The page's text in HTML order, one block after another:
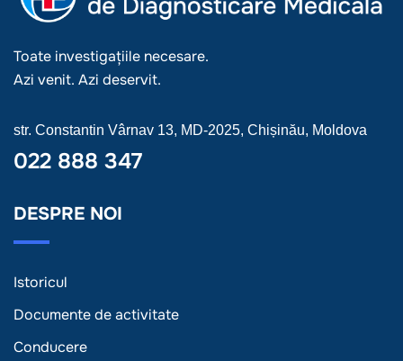
Toate investigațiile necesare.
Azi venit. Azi deservit.
str. Constantin Vârnav 13, MD-2025, Chișinău, Moldova
022 888 347
DESPRE NOI
Istoricul
Documente de activitate
Conducere